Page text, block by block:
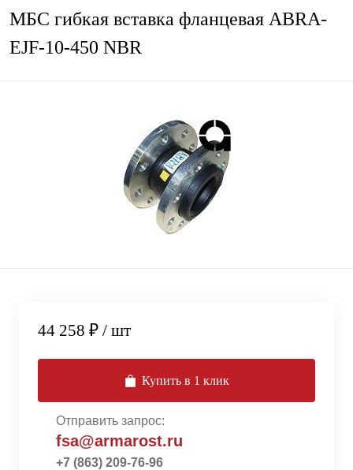
МБС гибкая вставка фланцевая ABRA-
EJF-10-450 NBR
44 258 ₽ / шт
Купить в 1 клик
Отправить запрос:
fsa@armarost.ru
+7 (863) 209-76-96